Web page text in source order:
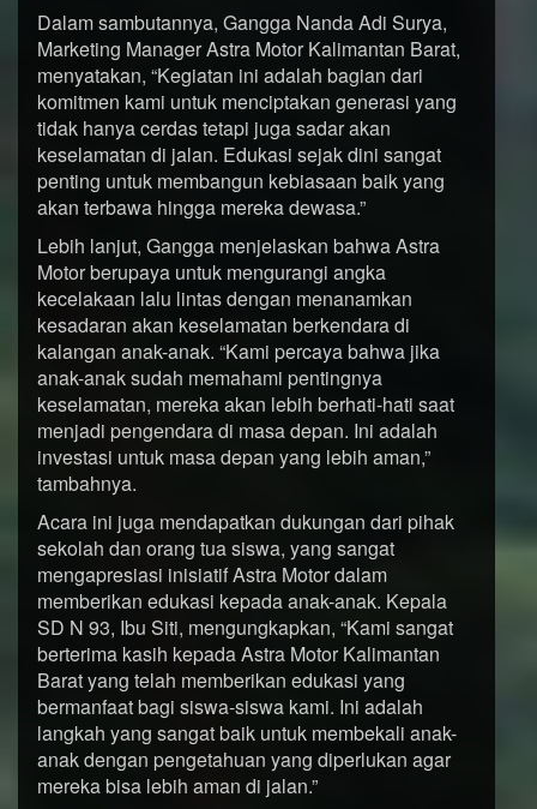
Dalam sambutannya, Gangga Nanda Adi Surya,
Marketing Manager Astra Motor Kalimantan Barat,
menyatakan, “Kegiatan ini adalah bagian dari
komitmen kami untuk menciptakan generasi yang
tidak hanya cerdas tetapi juga sadar akan
keselamatan di jalan. Edukasi sejak dini sangat
penting untuk membangun kebiasaan baik yang
akan terbawa hingga mereka dewasa.”
Lebih lanjut, Gangga menjelaskan bahwa Astra
Motor berupaya untuk mengurangi angka
kecelakaan lalu lintas dengan menanamkan
kesadaran akan keselamatan berkendara di
kalangan anak-anak. “Kami percaya bahwa jika
anak-anak sudah memahami pentingnya
keselamatan, mereka akan lebih berhati-hati saat
menjadi pengendara di masa depan. Ini adalah
investasi untuk masa depan yang lebih aman,”
tambahnya.
Acara ini juga mendapatkan dukungan dari pihak
sekolah dan orang tua siswa, yang sangat
mengapresiasi inisiatif Astra Motor dalam
memberikan edukasi kepada anak-anak. Kepala
SD N 93, Ibu Siti, mengungkapkan, “Kami sangat
berterima kasih kepada Astra Motor Kalimantan
Barat yang telah memberikan edukasi yang
bermanfaat bagi siswa-siswa kami. Ini adalah
langkah yang sangat baik untuk membekali anak-
anak dengan pengetahuan yang diperlukan agar
mereka bisa lebih aman di jalan.”